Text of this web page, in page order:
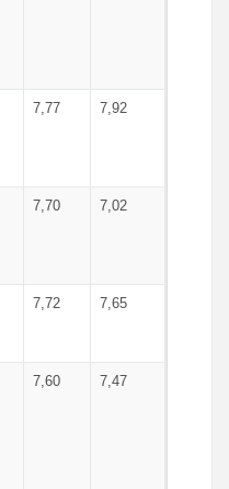
7,77 7,92
7,70 7,02
7,72 7,65
7,60 7,47